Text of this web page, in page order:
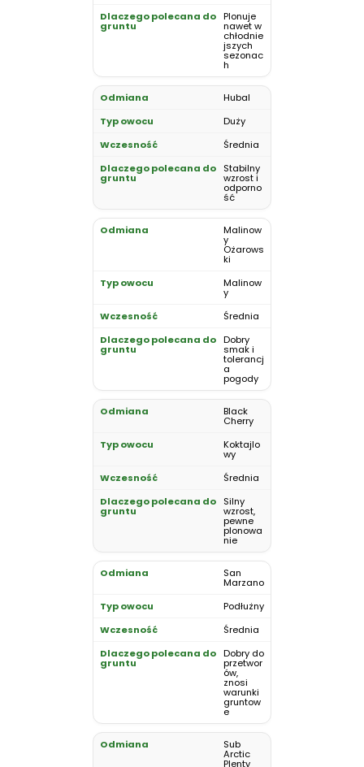
Plonuje
nawet w
chłodnie
jszych
sezonac
h
Hubal
Duży
Średnia
Stabilny
wzrost i
odporno
ść
Malinow
y
Ożarows
ki
Malinow
y
Średnia
Dobry
smak i
tolerancj
a
pogody
Black
Cherry
Koktajlo
wy
Średnia
Silny
wzrost,
pewne
plonowa
nie
San
Marzano
Podłużny
Średnia
Dobry do
przetwor
ów,
znosi
warunki
gruntow
e
Sub
Arctic
Plenty